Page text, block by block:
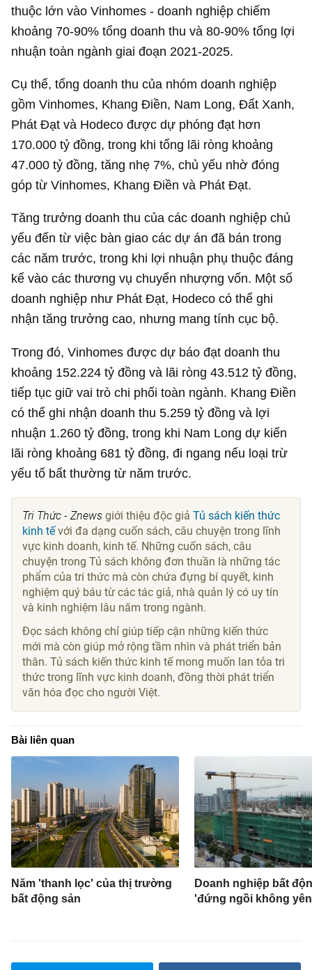
thuộc lớn vào Vinhomes - doanh nghiệp chiếm
khoảng 70-90% tổng doanh thu và 80-90% tổng lợi
nhuận toàn ngành giai đoạn 2021-2025.
Cụ thể, tổng doanh thu của nhóm doanh nghiệp
gồm Vinhomes, Khang Điền, Nam Long, Đất Xanh,
Phát Đạt và Hodeco được dự phóng đạt hơn
170.000 tỷ đồng, trong khi tổng lãi ròng khoảng
47.000 tỷ đồng, tăng nhẹ 7%, chủ yếu nhờ đóng
góp từ Vinhomes, Khang Điền và Phát Đạt.
Tăng trưởng doanh thu của các doanh nghiệp chủ
yếu đến từ việc bàn giao các dự án đã bán trong
các năm trước, trong khi lợi nhuận phụ thuộc đáng
kể vào các thương vụ chuyển nhượng vốn. Một số
doanh nghiệp như Phát Đạt, Hodeco có thể ghi
nhận tăng trưởng cao, nhưng mang tính cục bộ.
Trong đó, Vinhomes được dự báo đạt doanh thu
khoảng 152.224 tỷ đồng và lãi ròng43.512 tỷ đồng,
tiếp tục giữ vai trò chi phối toàn ngành. Khang Điền
có thể ghi nhận doanh thu5.259 tỷ đồng và lợi
nhuận 1.260 tỷ đồng, trong khi Nam Long dự kiến
lãi ròng khoảng 681 tỷ đồng, đi ngang nếu loại trừ
yếu tố bất thường từ năm trước.
Tri Thức - Znews giới thiệu độc giảTủ sách kiến thức
kinh tếvới đa dạng cuốn sách, câu chuyện trong lĩnh
vực kinh doanh, kinh tế. Những cuốn sách, câu
chuyện trong Tủ sách không đơn thuần là những tác
phẩm của tri thức mà còn chứa đựng bí quyết, kinh
nghiệm quý báu từ các tác giả, nhà quản lý có uy tín
và kinh nghiệm lâu năm trong ngành.
Đọc sách không chỉ giúp tiếp cận những kiến thức
mới mà còn giúp mở rộng tầm nhìn và phát triển bản
thân. Tủ sách kiến thức kinh tế mong muốn lan tỏa tri
thức trong lĩnh vực kinh doanh, đồng thời phát triển
văn hóa đọc cho người Việt.
Bài liên quan
Năm 'thanh lọc' của thị trường
bất động sản
Doanh nghiệp bất
'đứng ngồi không